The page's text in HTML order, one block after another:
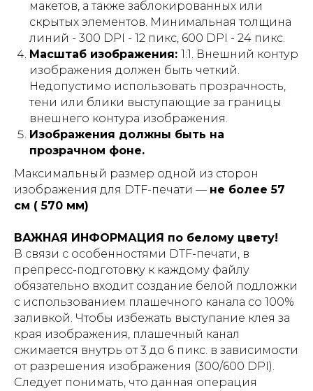
макетов, а также заблокированных или
скрытых элементов. Минимальная толщина
линий - 300 DPI - 12 пикс, 600 DPI - 24 пикс.
Масштаб изображения: 1:1. Внешний контур
изображения должен быть четкий.
Недопустимо использовать прозрачность,
тени или блики выступающие за границы
внешнего контура изображения.
Изображения должны быть на
прозрачном фоне.
Максимальный размер одной из сторон
изображения для DTF-печати — не более 57
см ( 570 мм)
ВАЖНАЯ ИНФОРМАЦИЯ по белому цвету!
В связи с особенностями DTF-печати, в
препресс-подготовку к каждому файлу
обязательно входит создание белой подложки
с использованием плашечного канала со 100%
заливкой. Чтобы избежать выступание клея за
края изображения, плашечный канал
сжимается внутрь от 3 до 6 пикс. в зависимости
от разрешения изображения (300/600 DPI).
Следует понимать, что данная операция